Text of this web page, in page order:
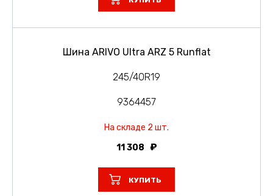
Шина ARIVO Ultra ARZ 5 Runflat
245/40R19
9364457
На складе 2 шт.
11 308
КУПИТЬ